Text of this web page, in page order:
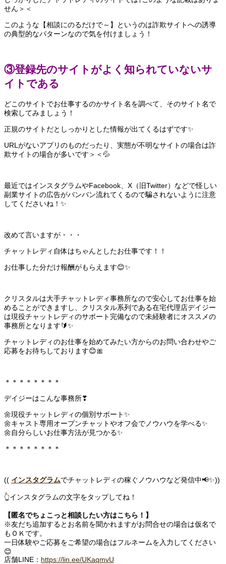
せん＞＜
このような【相談にのるだけで～】というのは詐欺サイトへの誘導
の典型的なパターンなので気を付けましょう！
③登録先のサイトがよく知られていないサ
イトである
どこのサイトでお仕事するのかサイト名を調べて、そのサイト名で
検索してみましょう！
正規のサイトだとしっかりとした情報が出てくるはずです✨
URLがないアプリのものだったり、実態が不明なサイトの場合は詐
欺サイトの場合が多いです＞＜💦
最近ではインスタグラムやFacebook、X（旧Twitter）などで怪しい
副業サイトの広告がバンバン流れてくるので騙されないように注意
してくださいね！✨
改めて言いますが・・・
チャットレディ自体はちゃんとしたお仕事です！！
お仕事した分だけ報酬がもらえます😊✨
クリスタルは大手チャットレディ事務所なので安心してお仕事を始
めることができますし、クリスタル系列である在宅代理店デイジー
は現役チャットレディのサポート完備なので未経験者にオススメの
事務所となります🔰✨
チャットレディのお仕事を始めてみたい方からのお問い合わせやご
応募をお待ちしております😊🎀
＊＊＊＊＊＊＊＊
デイジーはこんな事務所❣
🌼現役チャットレディの個別サポート✨
🌼キャスト専用オープンチャットやオフ会でノウハウを学べる✨
🌼自分らしいお仕事方法が見つかる✨
＊＊＊＊＊＊＊＊
(( インスタグラムでチャットレディの稼ぐノウハウなど発信中📢✨))
👆インスタグラムの文字をタップしてね！
【匿名でちょこっと相談したい方はこちら！】
※友だち追加するとお名前を聞かれますがお問合せの場合は仮名で
もＯＫです。
一日体験やご応募をご希望の場合はフルネームを入力してください
😊
店舗LINE： https://lin.ee/UKaqmvU